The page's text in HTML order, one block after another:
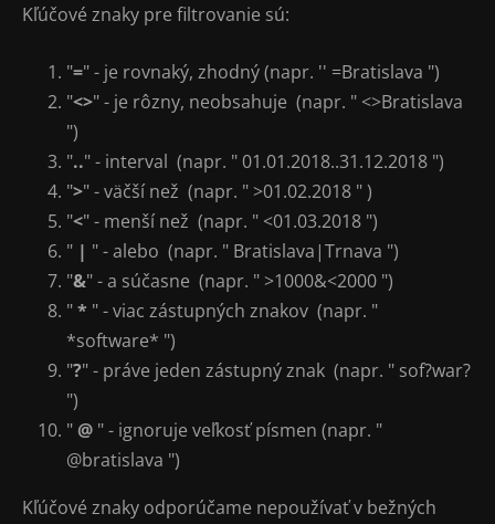
Kľúčové znaky pre filtrovanie sú:
"=" - je rovnaký, zhodný (napr. '' =Bratislava ")
"<>" - je rôzny, neobsahuje (napr. " <>Bratislava
")
".." - interval (napr. " 01.01.2018..31.12.2018 ")
">" - väčší než (napr. " >01.02.2018 " )
"<" - menší než (napr. " <01.03.2018 ")
" | " - alebo (napr. " Bratislava|Trnava ")
"&" - a súčasne (napr. " >1000&<2000 ")
"* " - viac zástupných znakov (napr. "
*software* ")
"?" - práve jeden zástupný znak (napr. " sof?war?
")
" @ " - ignoruje veľkosť písmen (napr. "
@bratislava ")
Kľúčové znaky odporúčame nepoužívať v bežných